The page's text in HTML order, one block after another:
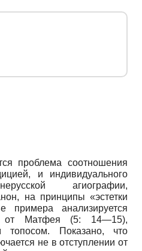
проблема соотношения
и индивидуального
агиографии,
на принципы «эстетки
примера анализируется
от Матфея (5: 14—15),
топосом. Показано, что
не в отступлении от